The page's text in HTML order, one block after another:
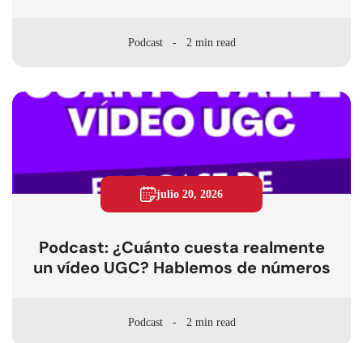
Podcast 2 min read
julio 20, 2026
Podcast: ¿Cuánto cuesta realmente
un vídeo UGC? Hablemos de números
Podcast 2 min read